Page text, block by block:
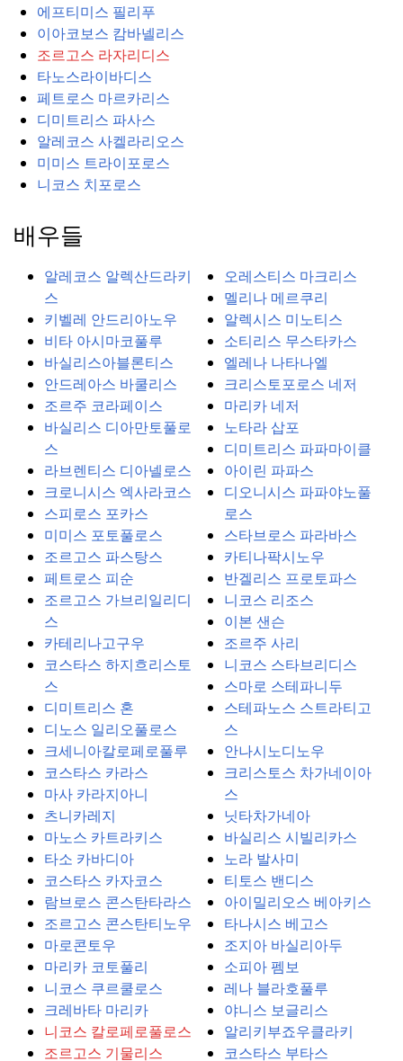
에프티미스 필리푸
이아코보스 캄바넬리스
조르고스 라자리디스
타노스라이바디스
페트로스 마르카리스
디미트리스 파사스
알레코스 사켈라리오스
미미스 트라이포로스
니코스 치포로스
배우들
알레코스 알렉산드라키
스
키벨레 안드리아노우
비타 아시마코풀루
바실리스아블론티스
안드레아스 바쿨리스
조르주 코라페이스
바실리스 디아만토풀로
스
라브렌티스 디아넬로스
크로니시스 엑사라코스
스피로스 포카스
미미스 포토풀로스
조르고스 파스탕스
페트로스 피순
조르고스 가브리일리디
스
카테리나고구우
코스타스 하지흐리스토
스
디미트리스 혼
디노스 일리오풀로스
크세니아칼로페로풀루
코스타스 카라스
마사 카라지아니
츠니카레지
마노스 카트라키스
타소 카바디아
코스타스 카자코스
람브로스 콘스탄타라스
조르고스 콘스탄티노우
마로콘토우
마리카 코토풀리
니코스 쿠르쿨로스
크레바타 마리카
니코스 칼로페로풀로스
조르고스 기물리스
오레스티스 마크리스
멜리나 메르쿠리
알렉시스 미노티스
소티리스 무스타카스
엘레나 나타나엘
크리스토포로스 네저
마리카 네저
노타라 삽포
디미트리스 파파마이클
아이린 파파스
디오니시스 파파야노풀
로스
스타브로스 파라바스
카티나팍시노우
반겔리스 프로토파스
니코스 리조스
이본 샌슨
조르주 사리
니코스 스타브리디스
스마로 스테파니두
스테파노스 스트라티고
스
안나시노디노우
크리스토스 차가네이아
스
닛타차가네아
바실리스 시빌리카스
노라 발사미
티토스 밴디스
아이밀리오스 베아키스
타나시스 베고스
조지아 바실리아두
소피아 펨보
레나 블라호풀루
야니스 보글리스
알리키부죠우클라키
코스타스 부타스